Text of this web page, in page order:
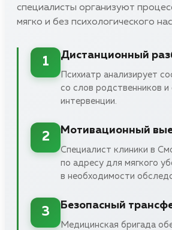
специалисты организуют
мягко и без психологического
1
Дистанционный
Психиатр анализирует
со слов родственников и
интервенции.
2
Мотивационный
Специалист клиники в
по адресу для мягкого
в необходимости
3
Безопасный
Медицинская бригада